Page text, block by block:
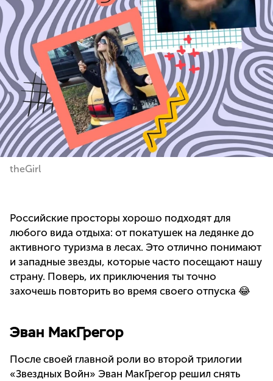
theGirl
Российские просторы хорошо подходят для
любого вида отдыха: от покатушек на ледянке до
активного туризма в лесах. Это отлично понимают
и западные звезды, которые часто посещают нашу
страну. Поверь, их приключения ты точно
захочешь повторить во время своего отпуска 😂
Эван МакГрегор
После своей главной роли во второй трилогии
«Звездных Войн» Эван МакГрегор решил снять